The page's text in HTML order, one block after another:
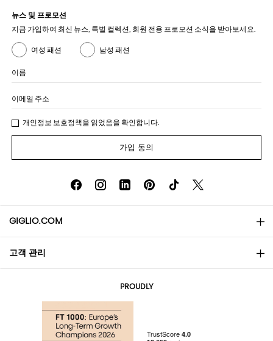
뉴스 및 프로모션
지금 가입하여 최신 뉴스, 특별 컬렉션, 회원 전용 프로모션 소식을 받아보세요.
여성 패션 남성 패션
이름
이메일 주소
개인정보 보호정책을 읽었음을 확인합니다.
가입 동의
GIGLIO.COM
소개
고객 관리
PROUDLY